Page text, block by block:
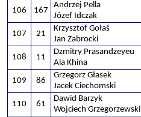
106 167
Andrzej Pella
Józef Idczak
107
21
Krzysztof Gołaś
Jan Zabrocki
108
11
Dzmitry Prasandzeyeu
Ala Khina
109 86
Grzegorz Głasek
Jacek Ciechomski
110 61
Dawid Barzyk
Wojciech Grzegorzewski